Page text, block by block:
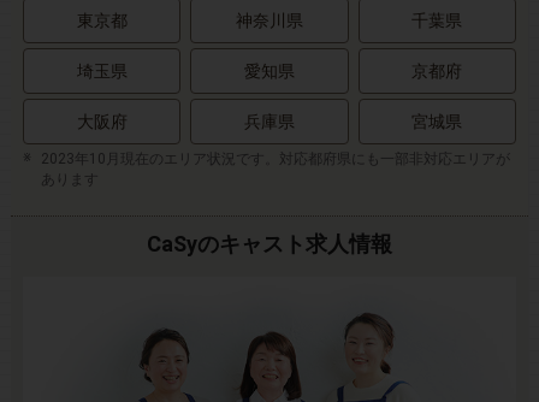
東京都 神奈川県 千葉県
埼玉県 愛知県 京都府
大阪府 兵庫県 宮城県
2023年10月現在のエリア状況です。対応都府県にも一部非対応エリアが
あります
CaSyのキャスト求人情報